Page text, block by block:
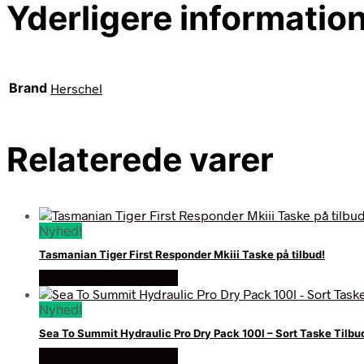
Yderligere
Brand Herschel
Relaterede varer
Nyhed!
Tasmanian Tiger First Responder Mkiii Taske på tilbud!
Nyhed!
Sea To Summit Hydraulic Pro Dry Pack 100l – Sort Taske